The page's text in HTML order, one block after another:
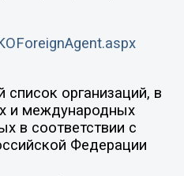
организаций, в
и международных
в соответствии с
Федерации